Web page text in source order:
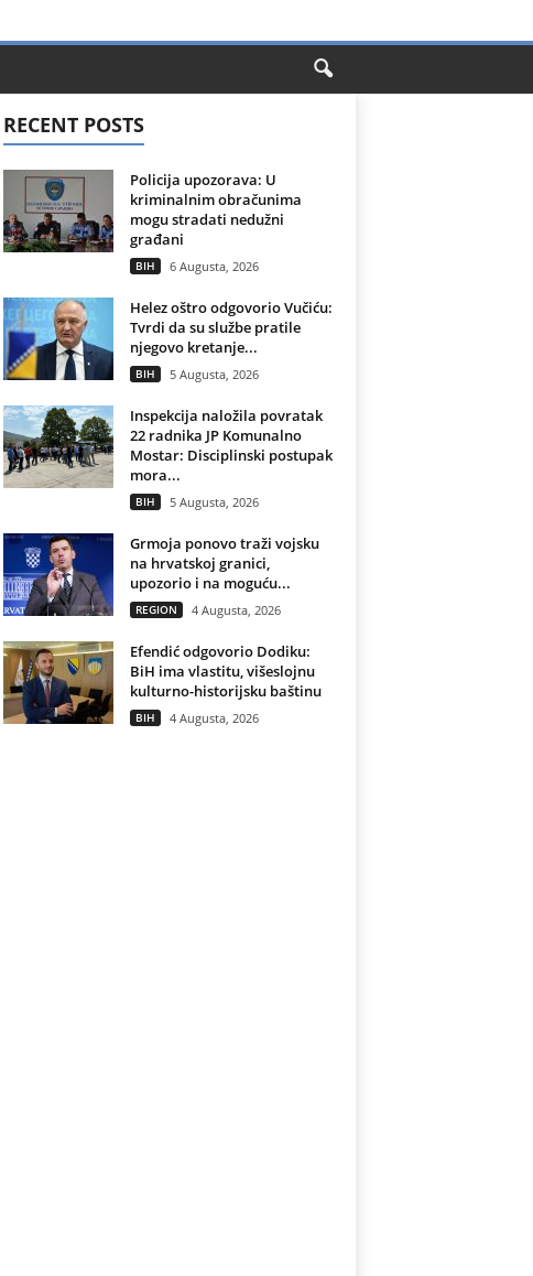
RECENT POSTS
Policija upozorava: U
kriminalnim obračunima
mogu stradati nedužni
građani
BIH 6 Augusta, 2026
Helez oštro odgovorio Vučiću:
Tvrdi da su službe pratile
njegovo kretanje...
BIH 5 Augusta, 2026
Inspekcija naložila povratak
22 radnika JP Komunalno
Mostar: Disciplinski postupak
mora...
BIH 5 Augusta, 2026
Grmoja ponovo traži vojsku
na hrvatskoj granici,
upozorio i na moguću...
REGION 4 Augusta, 2026
Efendić odgovorio Dodiku:
BiH ima vlastitu, višeslojnu
kulturno-historijsku baštinu
BIH 4 Augusta, 2026